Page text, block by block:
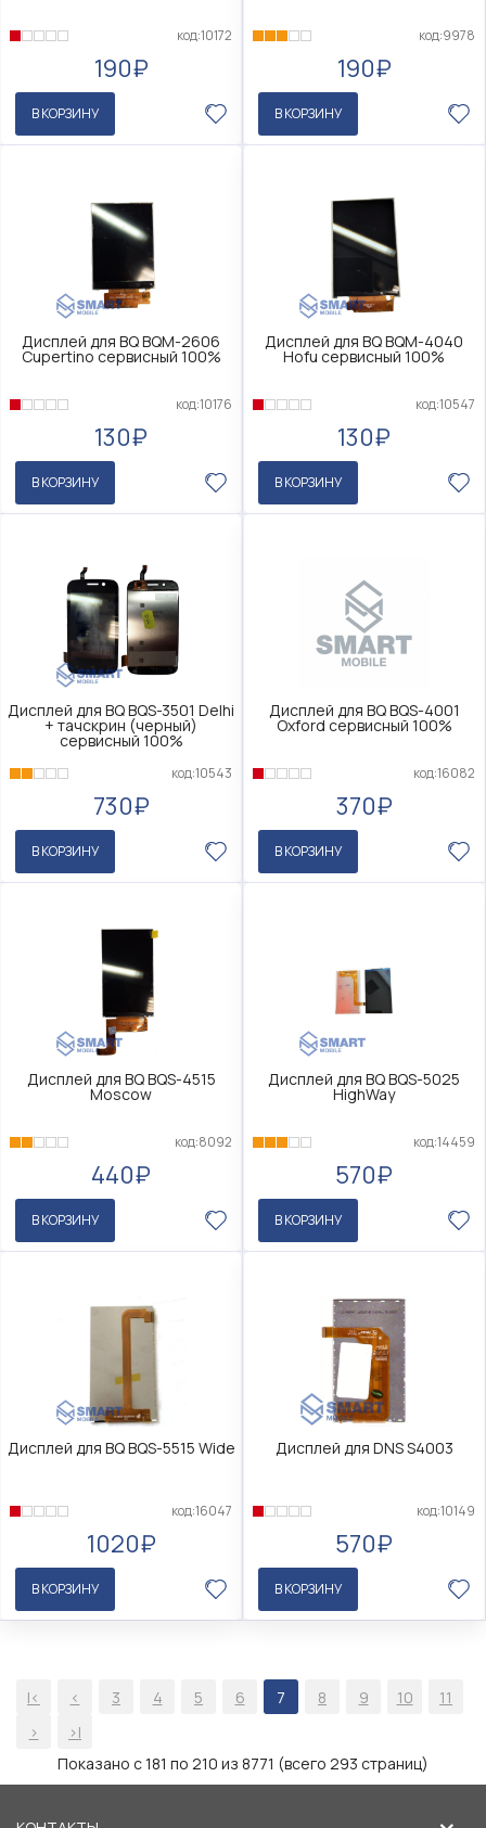
код:10172
190₽
В КОРЗИНУ
код:9978
190₽
В КОРЗИНУ
Дисплей для BQ BQM-2606
Cupertino сервисный 100%
код:10176
130₽
В КОРЗИНУ
Дисплей для BQ BQM-4040
Hofu сервисный 100%
код:10547
130₽
В КОРЗИНУ
Дисплей для BQ BQS-3501 Delhi
+ тачскрин (черный)
сервисный 100%
код:10543
730₽
В КОРЗИНУ
Дисплей для BQ BQS-4001
Oxford сервисный 100%
код:16082
370₽
В КОРЗИНУ
Дисплей для BQ BQS-4515
Moscow
код:8092
440₽
В КОРЗИНУ
Дисплей для BQ BQS-5025
HighWay
код:14459
570₽
В КОРЗИНУ
Дисплей для BQ BQS-5515 Wide
код:16047
1020₽
В КОРЗИНУ
Дисплей для DNS S4003
код:10149
570₽
В КОРЗИНУ
|< < 3 4 5 6 7 8 9 10
11
>
>|
Показано с 181 по 210 из 8771 (всего 293 страниц)